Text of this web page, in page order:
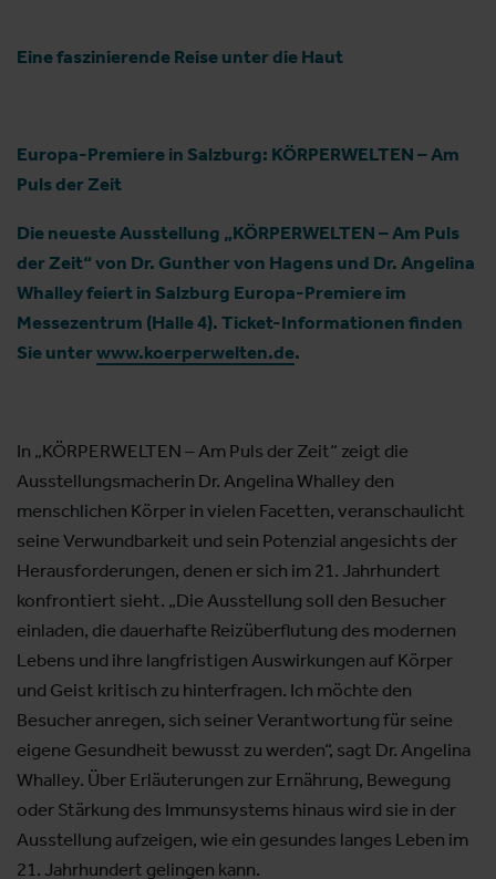
Eine faszinierende Reise unter die Haut
Europa-Premiere in Salzburg: KÖRPERWELTEN – Am
Puls der Zeit
Die neueste Ausstellung „KÖRPERWELTEN – Am Puls
der Zeit“ von Dr. Gunther von Hagens und Dr. Angelina
Whalley feiert in Salzburg Europa-Premiere im
Messezentrum (Halle 4). Ticket-Informationen finden
Sie unterwww.koerperwelten.de.
In „KÖRPERWELTEN – Am Puls der Zeit“ zeigt die
Ausstellungsmacherin Dr. Angelina Whalley den
menschlichen Körper in vielen Facetten, veranschaulicht
seine Verwundbarkeit und sein Potenzial angesichts der
Herausforderungen, denen er sich im 21. Jahrhundert
konfrontiert sieht. „Die Ausstellung soll den Besucher
einladen, die dauerhafte Reizüberflutung des modernen
Lebens und ihre langfristigen Auswirkungen auf Körper
und Geist kritisch zu hinterfragen. Ich möchte den
Besucher anregen, sich seiner Verantwortung für seine
eigene Gesundheit bewusst zu werden“, sagt Dr. Angelina
Whalley. Über Erläuterungen zur Ernährung, Bewegung
oder Stärkung des Immunsystems hinaus wird sie in der
Ausstellung aufzeigen, wie ein gesundes langes Leben im
21. Jahrhundert gelingen kann.